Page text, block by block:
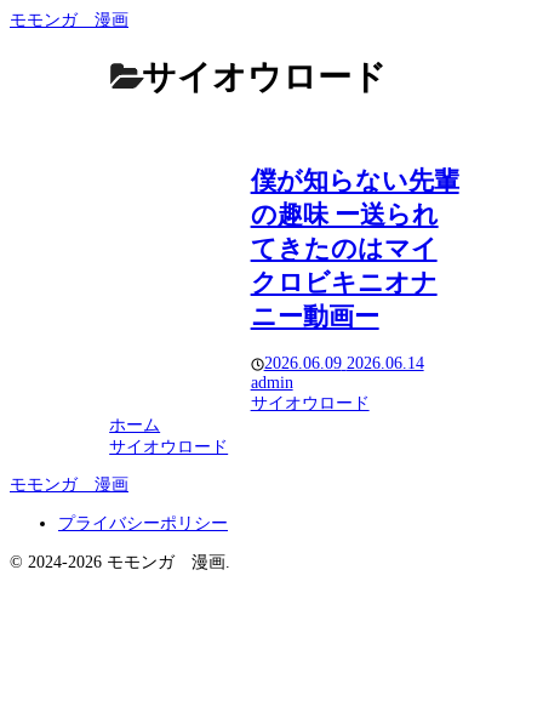
モモンガ 漫画
サイオウロード
僕が知らない先輩
の趣味 ー送られ
てきたのはマイ
クロビキニオナ
ニー動画ー
2026.06.09 2026.06.14
admin
サイオウロード
ホーム
サイオウロード
モモンガ 漫画
プライバシーポリシー
© 2024-2026 モモンガ 漫画.